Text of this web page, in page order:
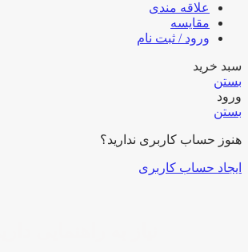
علاقه مندی
مقایسه
ورود / ثبت نام
سبد خرید
بستن
ورود
بستن
هنوز حساب کاربری ندارید؟
ایجاد حساب کاربری